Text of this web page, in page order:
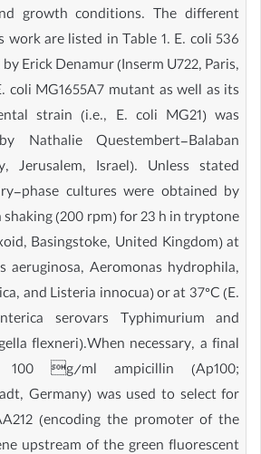
growth conditions. The different
work are listed in Table 1. E. coli 536
Erick Denamur (Inserm U722, Paris,
coli MG1655A7 mutant as well as its
strain (i.e., E. coli MG21) was
Nathalie Questembert-Balaban
Jerusalem, Israel). Unless stated
phase cultures were obtained by
(200 rpm) for 23 h in tryptone
Basingstoke, United Kingdom) at
aeruginosa, Aeromonas hydrophila,
and Listeria innocua) or at 37°C (E.
serovars Typhimurium and
flexneri).When necessary, a final
100 g/ml ampicillin (Ap100;
Germany) was used to select for
(encoding the promoter of the
upstream of the green fluorescent